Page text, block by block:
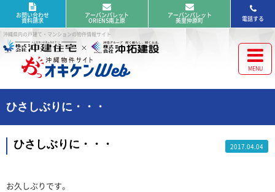
沖縄県内の戸建て・マンションの物件情報サイト
電話する
アーバンパレット
美里仲原町
アーバンパレット
ORIENS南上原
お問い合わせ
資料請求
ひさしぶりに・・・
ひさしぶりに・・・ 2017.04.04
お久しぶりです。